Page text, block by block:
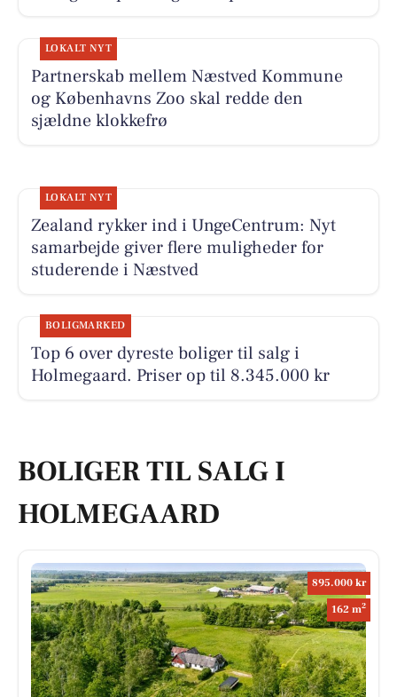
LOKALT NYT
Partnerskab mellem Næstved Kommune
og Københavns Zoo skal redde den
sjældne klokkefrø
LOKALT NYT
Zealand rykker ind i UngeCentrum: Nyt
samarbejde giver flere muligheder for
studerende i Næstved
BOLIGMARKED
Top 6 over dyreste boliger til salg i
Holmegaard. Priser op til 8.345.000 kr
BOLIGER TIL SALG I
HOLMEGAARD
895.000 kr
162 m2